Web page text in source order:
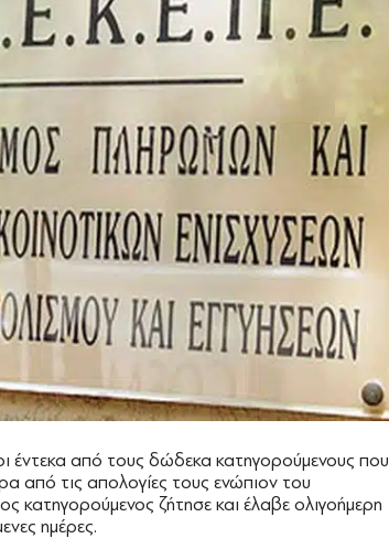
έντεκα από τους δώδεκα κατηγορούμενους που
από τις απολογίες τους ενώπιον του
κατηγορούμενος ζήτησε και έλαβε ολιγοήμερη
ημέρες.